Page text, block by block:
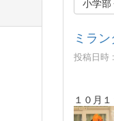
小学部
ミラ
投稿日時
１０月